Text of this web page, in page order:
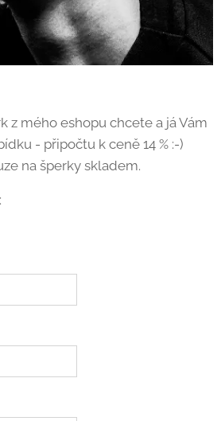
z mého eshopu chcete a já Vám
- připočtu k ceně 14 % :-)
na šperky skladem.